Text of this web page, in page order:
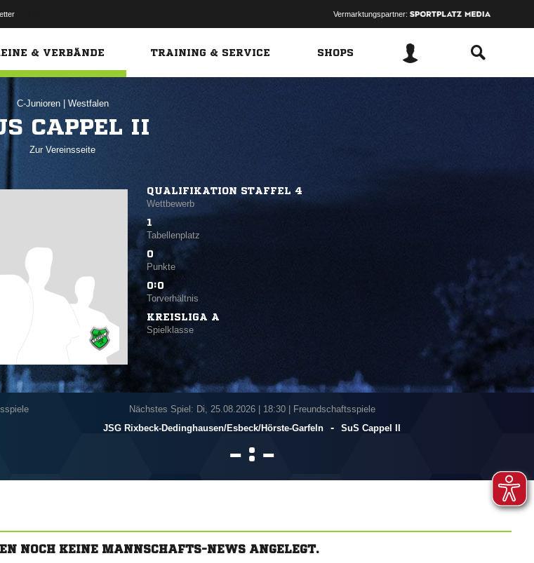
Vermarktungspartner:
& VERBÄNDE TRAINING & SERVICE SHOPS
C-Junioren Westfalen
CAPPEL II
Zur Vereinsseite
QUALIFIKATION STAFFEL 4
Wettbewerb
1
Tabellenplatz
0
Punkte
0:0
Torverhältnis
KREISLIGA A
Spielklasse
Nächstes Spiel: Di, 25.08.2026| 18:30 | Freundschaftsspiele
JSG Rixbeck-Dedinghausen/​Esbeck/​Hörste-Garfeln
- SuS Cappel II
 : 
NOCH KEINE MANNSCHAFTS-NEWS ANGELEGT.